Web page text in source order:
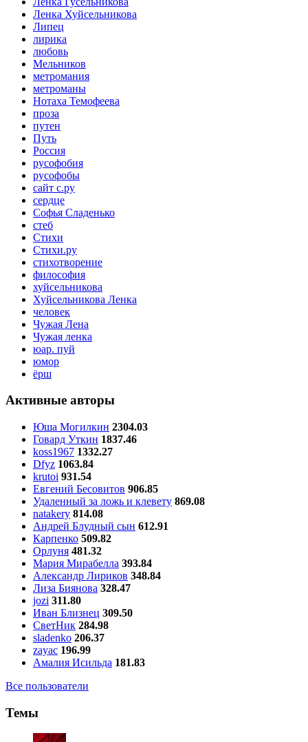
Ленка Хуйсельникова
Липец
лирика
любовь
Мельников
метромания
метроманы
Нотаха Темофеева
проза
путен
Путь
Россия
русофобия
русофобы
сайт с.ру
сердце
Софья Сладенько
стеб
Стихи
Стихи.ру
стихотворение
философия
хуйсельникова
Хуйсельникова Ленка
человек
Чужая Лена
Чужая ленка
юар. пуй
юмор
ёрш
Активные авторы
Юша Могилкин 2304.03
Говард Уткин 1837.46
koss1967 1332.27
Dfyz 1063.84
krutoi 931.54
Евгений Бесовитов 906.85
Удаленный за ложь и клевету 869.08
natakery 814.08
Андрей Блудный сын 612.91
Карпенко 509.82
Орлуня 481.32
Мария Мирабелла 393.84
Александр Лириков 348.84
Лиза Биянова 328.47
jozi 311.80
Иван Близнец 309.50
СветНик 284.98
sladenko 206.37
zayac 196.99
Амалия Исильда 181.83
Все пользователи
Темы